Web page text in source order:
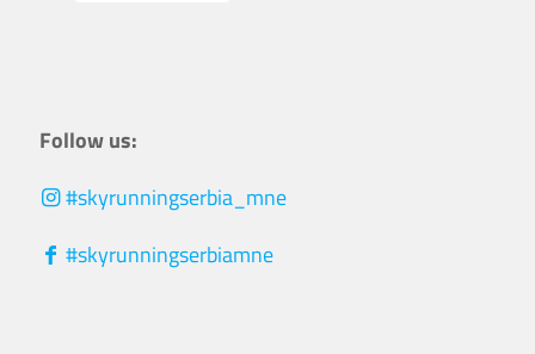
Follow us:
#skyrunningserbia_mne
#skyrunningserbiamne